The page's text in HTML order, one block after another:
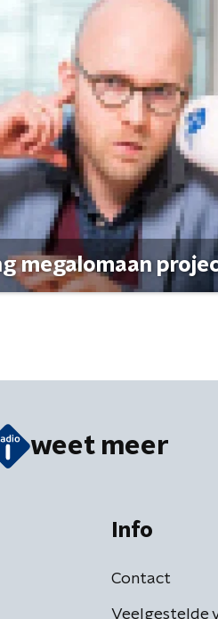
megalomaan
weet meer
Info
Contact
Veelgestelde